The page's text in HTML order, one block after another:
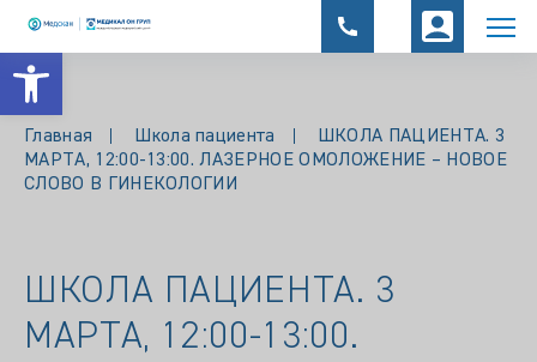
Открыть панель инструментов
Главная Школа пациента
ШКОЛА ПАЦИЕНТА. 3
МАРТА, 12:00-13:00. ЛАЗЕРНОЕ ОМОЛОЖЕНИЕ – НОВОЕ
СЛОВО В ГИНЕКОЛОГИИ
ШКОЛА ПАЦИЕНТА. 3
МАРТА, 12:00-13:00.